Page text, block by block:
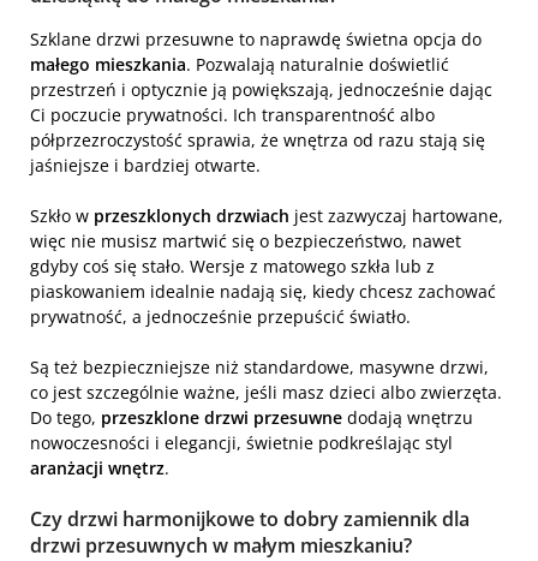
Szklane drzwi przesuwne to naprawdę świetna opcja do
małego mieszkania. Pozwalają naturalnie doświetlić
przestrzeń i optycznie ją powiększają, jednocześnie dając
Ci poczucie prywatności. Ich transparentność albo
półprzezroczystość sprawia, że wnętrza od razu stają się
jaśniejsze i bardziej otwarte.
Szkło w przeszklonych drzwiach jest zazwyczaj hartowane,
więc nie musisz martwić się o bezpieczeństwo, nawet
gdyby coś się stało. Wersje z matowego szkła lub z
piaskowaniem idealnie nadają się, kiedy chcesz zachować
prywatność, a jednocześnie przepuścić światło.
Są też bezpieczniejsze niż standardowe, masywne drzwi,
co jest szczególnie ważne, jeśli masz dzieci albo zwierzęta.
Do tego, przeszklone drzwi przesuwne dodają wnętrzu
nowoczesności i elegancji, świetnie podkreślając styl
aranżacji wnętrz.
Czy drzwi harmonijkowe to dobry zamiennik dla
drzwi przesuwnych w małym mieszkaniu?